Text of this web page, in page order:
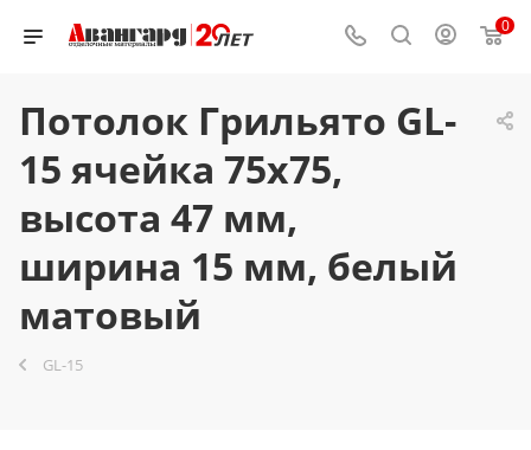
0
Потолок Грильято GL-
15 ячейка 75x75,
высота 47 мм,
ширина 15 мм, белый
матовый
GL-15